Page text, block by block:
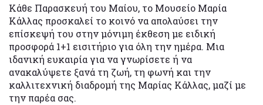
Κάθε Παρασκευή του Μαίου, το Μουσείο Μαρία
Κάλλας προσκαλεί το κοινό να απολαύσει την
επίσκεψή του στην μόνιμη έκθεση με ειδική
προσφορά 1+1 εισιτήριο για όλη την ημέρα. Μια
ιδανική ευκαιρία για να γνωρίσετε ή να
ανακαλύψετε ξανά τη ζωή, τη φωνή και την
καλλιτεχνική διαδρομή της Μαρίας Κάλλας, μαζί με
την παρέα σας.